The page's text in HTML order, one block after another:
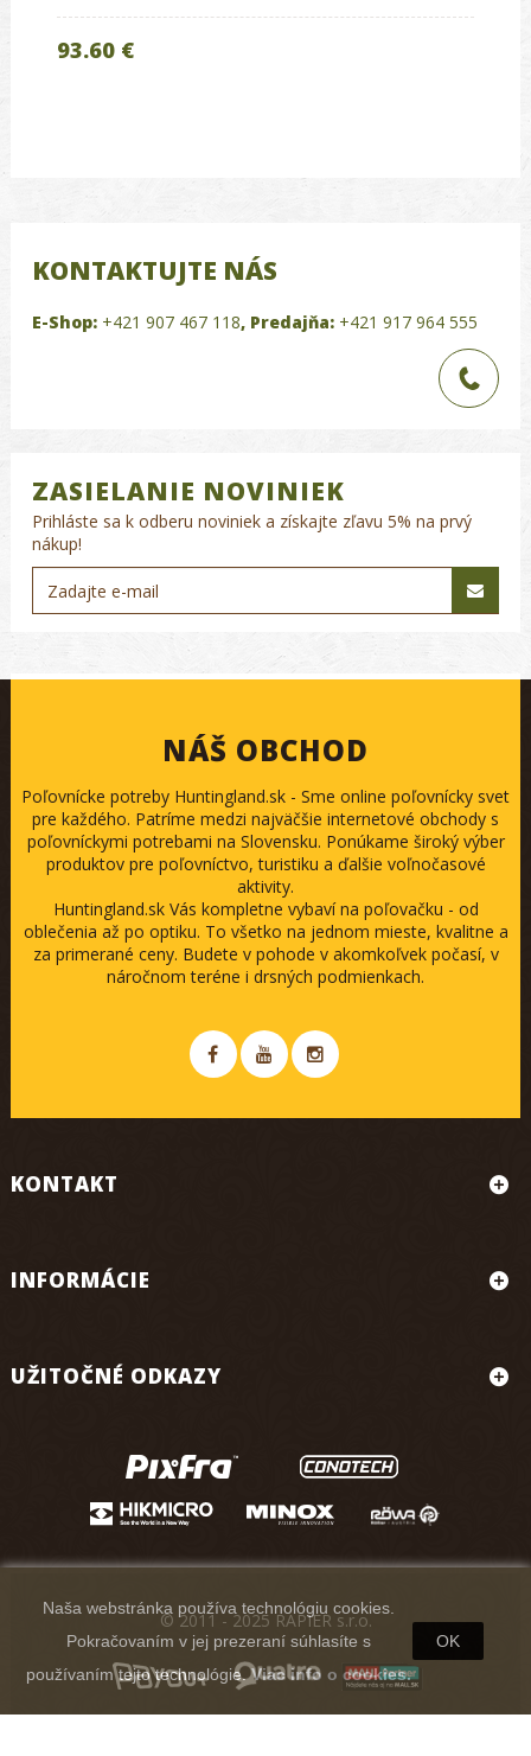
93.60 €
KONTAKTUJTE NÁS
E-Shop: +421 907 467 118, Predajňa: +421 917 964 555
ZASIELANIE NOVINIEK
Prihláste sa k odberu noviniek a získajte zľavu 5% na prvý
nákup!
NÁŠ OBCHOD
Poľovnícke potreby Huntingland.sk - Sme online poľovnícky svet
pre každého. Patríme medzi najväčšie internetové obchody s
poľovníckymi potrebami na Slovensku. Ponúkame široký výber
produktov pre poľovníctvo, turistiku a ďalšie voľnočasové
aktivity.
Huntingland.sk Vás kompletne vybaví na poľovačku - od
oblečenia až po optiku. To všetko na jednom mieste, kvalitne a
za primerané ceny. Budete v pohode v akomkoľvek počasí, v
náročnom teréne i drsných podmienkach.
KONTAKT
INFORMÁCIE
UŽITOČNÉ ODKAZY
Naša webstránka používa technológiu cookies.
Pokračovaním v jej prezeraní súhlasíte s
používaním tejto technológie.Viac info o cookies.
OK
© 2011 - 2025 RAPIER s.r.o.